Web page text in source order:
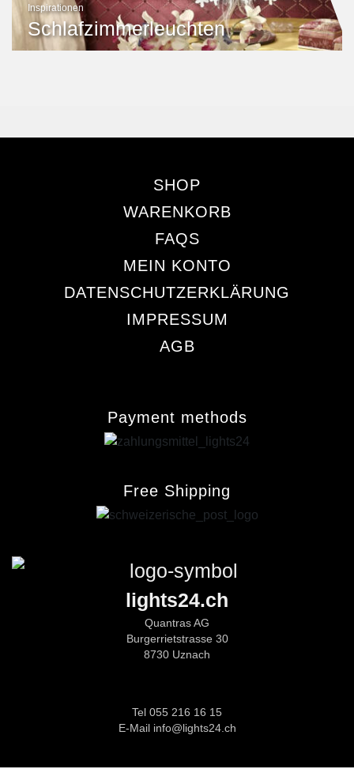
Inspirationen
Schlafzimmerleuchten
SHOP
WARENKORB
FAQS
MEIN KONTO
DATENSCHUTZERKLÄRUNG
IMPRESSUM
AGB
Payment methods
Free Shipping
lights24.ch
Quantras AG
Burgerrietstrasse 30
8730 Uznach
Tel 055 216 16 15
E-Mail info@lights24.ch